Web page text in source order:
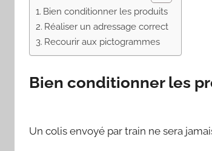
Bien conditionner les produits
Réaliser un adressage correct
Recourir aux pictogrammes
Bien conditionner les
Un colis envoyé par train ne sera